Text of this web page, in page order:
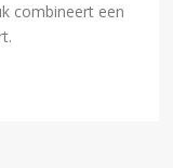
combineert een